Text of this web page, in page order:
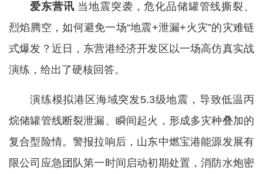
爱东营讯 当地震突袭，危化品储罐管线撕裂、
烈焰腾空，如何避免一场“地震+泄漏+火灾”的灾难链
式爆发？近日，东营港经济开发区以一场高仿真实战
演练，给出了硬核回答。
演练模拟港区海域突发5.3级地震，导致低温丙
烷储罐管线断裂泄漏、瞬间起火，形成多灾种叠加的
复合型险情。警报拉响后，山东中燃宝港能源发展有
限公司应急团队第一时间启动初期处置，消防水炮密